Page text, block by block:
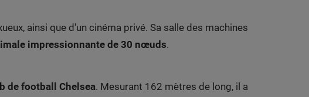
ainsi que d'un cinéma privé. Sa salle des machines
impressionnante de 30 nœuds.
de football Chelsea. Mesurant 162 mètres de long, il a